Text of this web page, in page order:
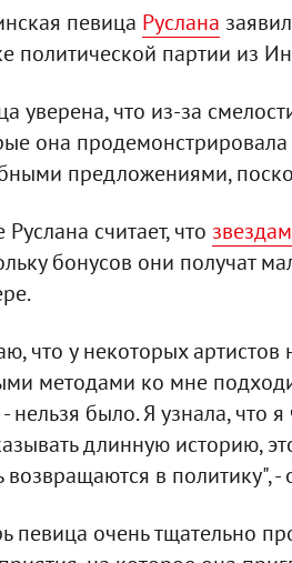
певица Руслана
политической партии из
уверена, что из-за
она
предложениями,
Руслана считает, что
бонусов они получат
что у некоторых
методами ко мне
- нельзя было. Я узнала, что
длинную историю,
возвращаются в политику",
певица очень тщательно